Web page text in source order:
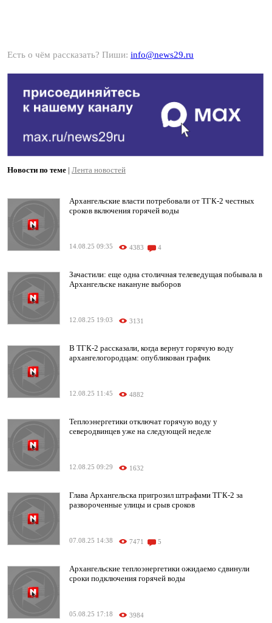
Есть о чём рассказать? Пиши: info@news29.ru
Новости по теме | Лента новостей
Архангельские власти потребовали от ТГК-2 честных
сроков включения горячей воды
14.08.25 09:35 4383 4
Зачастили: еще одна столичная телеведущая побывала в
Архангельске накануне выборов
12.08.25 19:03 3131
В ТГК-2 рассказали, когда вернут горячую воду
архангелогородцам: опубликован график
12.08.25 11:45 4882
Теплоэнергетики отключат горячую воду у
северодвинцев уже на следующей неделе
12.08.25 09:29 1632
Глава Архангельска пригрозил штрафами ТГК-2 за
развороченные улицы и срыв сроков
07.08.25 14:38 7471 5
Архангельские теплоэнергетики ожидаемо сдвинули
сроки подключения горячей воды
05.08.25 17:18 3984